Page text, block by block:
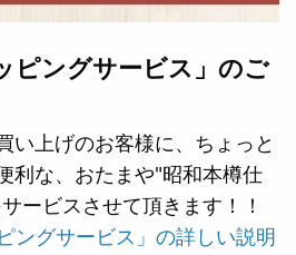
ピングサービス」のご
い上げのお客様に、ちょっと
利な、おたまや"昭和本樽仕
ービスさせて頂きます！！
ングサービス」の詳しい説明